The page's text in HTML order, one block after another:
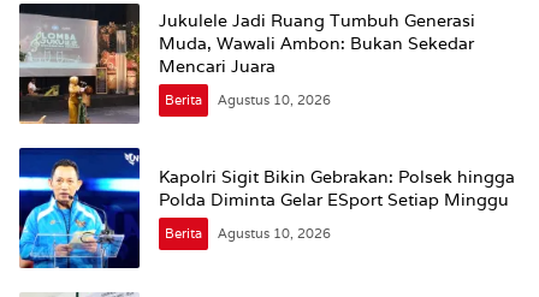
Jukulele Jadi Ruang Tumbuh Generasi
Muda, Wawali Ambon: Bukan Sekedar
Mencari Juara
Berita Agustus 10, 2026
Kapolri Sigit Bikin Gebrakan: Polsek hingga
Polda Diminta Gelar ESport Setiap Minggu
Berita Agustus 10, 2026